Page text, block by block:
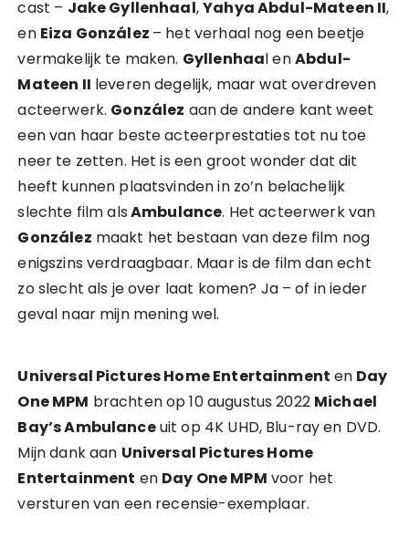
cast – Jake Gyllenhaal,Yahya Abdul-Mateen II,
en Eiza González – het verhaal nog een beetje
vermakelijk te maken. Gyllenhaal enAbdul-
Mateen II leveren degelijk, maar wat overdreven
acteerwerk. González aan de andere kant weet
een van haar beste acteerprestaties tot nu toe
neer te zetten. Het is een groot wonder dat dit
heeft kunnen plaatsvinden in zo’n belachelijk
slechte film alsAmbulance. Het acteerwerk van
González maakt het bestaan van deze film nog
enigszins verdraagbaar. Maar is de film dan echt
zo slecht als je over laat komen? Ja – of in ieder
geval naar mijn mening wel.
Universal Pictures Home Entertainment en Day
One MPM brachten op 10 augustus 2022 Michael
Bay’s Ambulanceuit op 4K UHD, Blu-ray en DVD.
Mijn dank aan Universal Pictures Home
Entertainment en Day One MPM voor het
versturen van een recensie-exemplaar.